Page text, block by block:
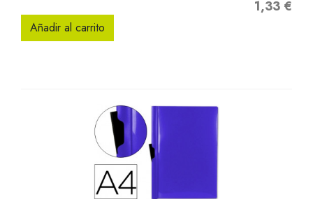
Precio
1,33 €
Añadir al carrito